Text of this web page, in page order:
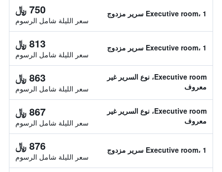
Executive room، 1 سرير مزدوج 750 ﷼
سعر الليلة شامل الرسوم
Executive room، 1 سرير مزدوج 813 ﷼
سعر الليلة شامل الرسوم
Executive room، نوع السرير غير
معروف
863 ﷼
سعر الليلة شامل الرسوم
Executive room، نوع السرير غير
معروف
867 ﷼
سعر الليلة شامل الرسوم
Executive room، 1 سرير مزدوج 876 ﷼
سعر الليلة شامل الرسوم